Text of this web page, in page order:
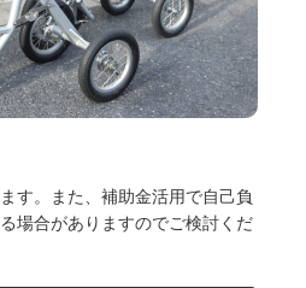
す。また、補助金活用で自己負
場合がありますのでご検討くだ